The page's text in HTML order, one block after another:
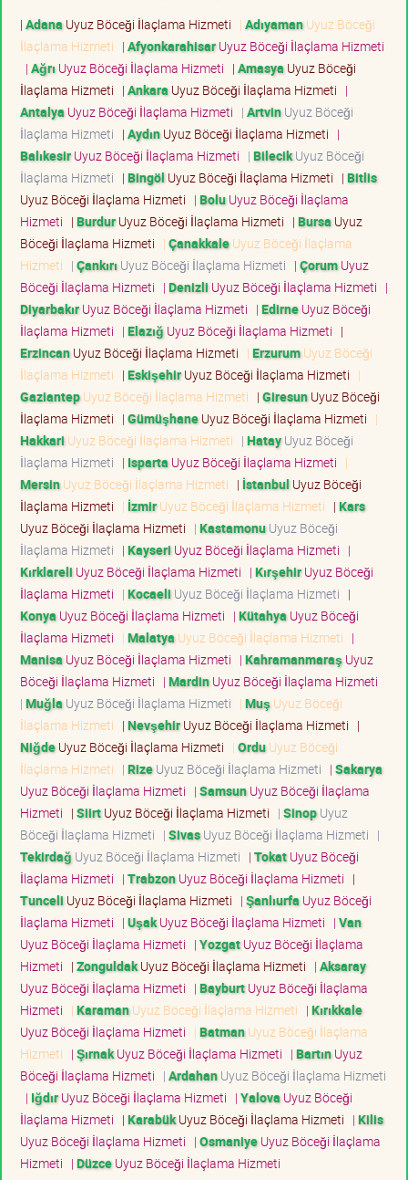
| Adana Uyuz Böceği İlaçlama Hizmeti | AdıyamanUyuz Böceği
İlaçlama Hizmeti | AfyonkarahisarUyuz Böceği İlaçlama Hizmeti
| Ağrı Uyuz Böceği İlaçlama Hizmeti | Amasya Uyuz Böceği
İlaçlama Hizmeti | Ankara Uyuz Böceği İlaçlama Hizmeti |
Antalya Uyuz Böceği İlaçlama Hizmeti | ArtvinUyuz Böceği
İlaçlama Hizmeti | AydınUyuz Böceği İlaçlama Hizmeti |
BalıkesirUyuz Böceği İlaçlama Hizmeti | BilecikUyuz Böceği
İlaçlama Hizmeti | Bingöl Uyuz Böceği İlaçlama Hizmeti | Bitlis
Uyuz Böceği İlaçlama Hizmeti | BoluUyuz Böceği İlaçlama
Hizmeti | BurdurUyuz Böceği İlaçlama Hizmeti | Bursa Uyuz
Böceği İlaçlama Hizmeti | ÇanakkaleUyuz Böceği İlaçlama
Hizmeti | Çankırı Uyuz Böceği İlaçlama Hizmeti | ÇorumUyuz
Böceği İlaçlama Hizmeti | Denizli Uyuz Böceği İlaçlama Hizmeti |
DiyarbakırUyuz Böceği İlaçlama Hizmeti | EdirneUyuz Böceği
İlaçlama Hizmeti | Elazığ Uyuz Böceği İlaçlama Hizmeti |
ErzincanUyuz Böceği İlaçlama Hizmeti | ErzurumUyuz Böceği
İlaçlama Hizmeti | EskişehirUyuz Böceği İlaçlama Hizmeti |
GaziantepUyuz Böceği İlaçlama Hizmeti | GiresunUyuz Böceği
İlaçlama Hizmeti | GümüşhaneUyuz Böceği İlaçlama Hizmeti |
Hakkari Uyuz Böceği İlaçlama Hizmeti | HatayUyuz Böceği
İlaçlama Hizmeti | Isparta Uyuz Böceği İlaçlama Hizmeti |
MersinUyuz Böceği İlaçlama Hizmeti | İstanbul Uyuz Böceği
İlaçlama Hizmeti | İzmirUyuz Böceği İlaçlama Hizmeti | Kars
Uyuz Böceği İlaçlama Hizmeti | KastamonuUyuz Böceği
İlaçlama Hizmeti | Kayseri Uyuz Böceği İlaçlama Hizmeti |
Kırklareli Uyuz Böceği İlaçlama Hizmeti | KırşehirUyuz Böceği
İlaçlama Hizmeti | Kocaeli Uyuz Böceği İlaçlama Hizmeti |
Konya Uyuz Böceği İlaçlama Hizmeti | Kütahya Uyuz Böceği
İlaçlama Hizmeti | Malatya Uyuz Böceği İlaçlama Hizmeti |
Manisa Uyuz Böceği İlaçlama Hizmeti | Kahramanmaraş Uyuz
Böceği İlaçlama Hizmeti | MardinUyuz Böceği İlaçlama Hizmeti
| Muğla Uyuz Böceği İlaçlama Hizmeti | Muş Uyuz Böceği
İlaçlama Hizmeti | NevşehirUyuz Böceği İlaçlama Hizmeti |
NiğdeUyuz Böceği İlaçlama Hizmeti | OrduUyuz Böceği
İlaçlama Hizmeti | RizeUyuz Böceği İlaçlama Hizmeti | Sakarya
Uyuz Böceği İlaçlama Hizmeti | SamsunUyuz Böceği İlaçlama
Hizmeti | SiirtUyuz Böceği İlaçlama Hizmeti | SinopUyuz
Böceği İlaçlama Hizmeti | SivasUyuz Böceği İlaçlama Hizmeti |
Tekirdağ Uyuz Böceği İlaçlama Hizmeti | TokatUyuz Böceği
İlaçlama Hizmeti | TrabzonUyuz Böceği İlaçlama Hizmeti |
Tunceli Uyuz Böceği İlaçlama Hizmeti | Şanlıurfa Uyuz Böceği
İlaçlama Hizmeti | UşakUyuz Böceği İlaçlama Hizmeti | Van
Uyuz Böceği İlaçlama Hizmeti | YozgatUyuz Böceği İlaçlama
Hizmeti | ZonguldakUyuz Böceği İlaçlama Hizmeti | Aksaray
Uyuz Böceği İlaçlama Hizmeti | BayburtUyuz Böceği İlaçlama
Hizmeti | KaramanUyuz Böceği İlaçlama Hizmeti | Kırıkkale
Uyuz Böceği İlaçlama Hizmeti | BatmanUyuz Böceği İlaçlama
Hizmeti | ŞırnakUyuz Böceği İlaçlama Hizmeti | BartınUyuz
Böceği İlaçlama Hizmeti | ArdahanUyuz Böceği İlaçlama Hizmeti
| IğdırUyuz Böceği İlaçlama Hizmeti | Yalova Uyuz Böceği
İlaçlama Hizmeti | KarabükUyuz Böceği İlaçlama Hizmeti | Kilis
Uyuz Böceği İlaçlama Hizmeti | OsmaniyeUyuz Böceği İlaçlama
Hizmeti | DüzceUyuz Böceği İlaçlama Hizmeti